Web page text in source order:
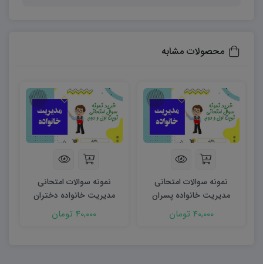
محصولات مشابه
نمونه سوالات امتحانی
مدیریت خانواده پسران
word
40,000 تومان
نمونه سوالات امتحانی
مدیریت خانواده دختران
word (دو سری)
40,000 تومان